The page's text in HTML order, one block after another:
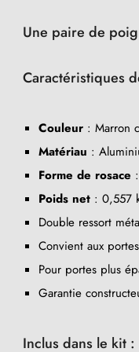
Une paire de
Caractéristiques
Couleur : Marron
Matériau :
Forme de rosace
Poids net : 0,557
Double ressort
Convient aux
Pour portes plus
Garantie
Inclus dans le kit :